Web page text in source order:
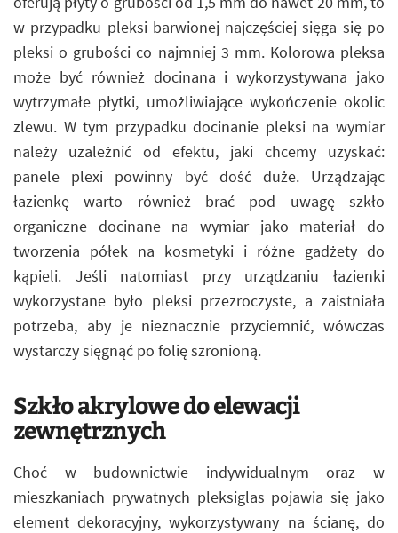
w przypadku pleksi barwionej najczęściej sięga się po
pleksi o grubości co najmniej 3 mm. Kolorowa pleksa
może być również docinana i wykorzystywana jako
wytrzymałe płytki, umożliwiające wykończenie okolic
zlewu. W tym przypadku docinanie pleksi na wymiar
należy uzależnić od efektu, jaki chcemy uzyskać:
panele plexi powinny być dość duże. Urządzając
łazienkę warto również brać pod uwagę szkło
organiczne docinane na wymiar jako materiał do
tworzenia półek na kosmetyki i różne gadżety do
kąpieli. Jeśli natomiast przy urządzaniu łazienki
wykorzystane było pleksi przezroczyste, a zaistniała
potrzeba, aby je nieznacznie przyciemnić, wówczas
wystarczy sięgnąć po folię szronioną.
Szkło akrylowe do elewacji
zewnętrznych
Choć w budownictwie indywidualnym oraz w
mieszkaniach prywatnych pleksiglas pojawia się jako
element dekoracyjny, wykorzystywany na ścianę, do